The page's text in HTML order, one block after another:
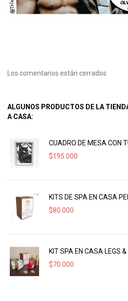
Los comentarios están cerrados
ALGUNOS PRODUCTOS DE LA
A CASA:
CUADRO DE MESA CON
$195.000
KITS DE SPA EN CASA
$80.000
KIT SPA EN CASA LEGS
$70.000